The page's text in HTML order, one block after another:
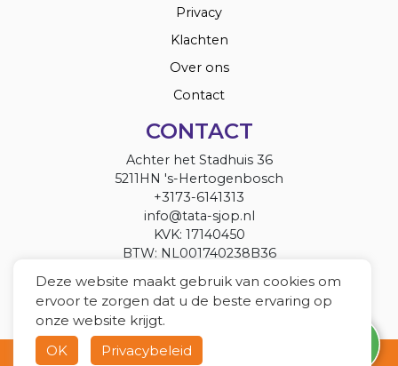
Deze website maakt gebruik van cookies om
ervoor te zorgen dat u de beste ervaring op
onze website krijgt.
OK
Privacybeleid
Privacy
Klachten
Over ons
Contact
CONTACT
Achter het Stadhuis 36
5211HN 's-Hertogenbosch
+3173-6141313
info@tata-sjop.nl
KVK: 17140450
BTW: NL001740238B36
Copyright 2022 Tata Sjop